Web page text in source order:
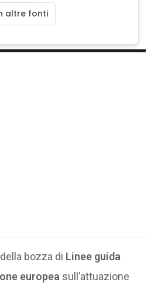
altre fonti
bozza di Linee guida
europea sull’attuazione